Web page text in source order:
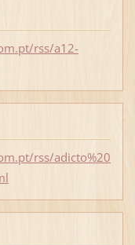
rss/a12-
rss/adicto%20